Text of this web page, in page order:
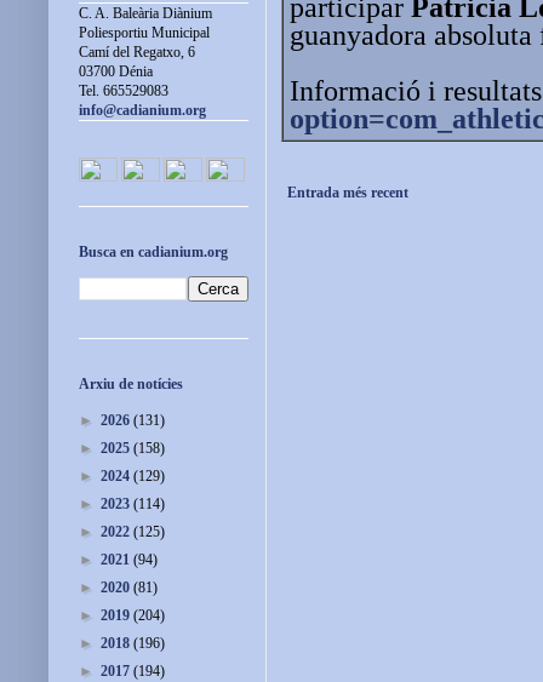
participar Patricia
guanyadora
Informació i
Entrada més recent
C. A. Baleària Diànium
Poliesportiu Municipal
Camí del Regatxo, 6
03700 Dénia
Tel. 665529083
info@cadianium.org
Busca en cadianium.org
Arxiu de notícies
► 2026 (131)
► 2025 (158)
► 2024 (129)
► 2023 (114)
► 2022 (125)
► 2021 (94)
► 2020 (81)
► 2019 (204)
► 2018 (196)
► 2017 (194)